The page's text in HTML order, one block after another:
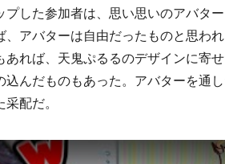
プした参加者は、思い思いのアバタ
、アバターは自由だったものと思わ
あれば、天鬼ぷるるのデザインに寄
込んだものもあった。アバターを通
配だ。